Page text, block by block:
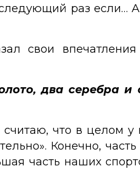
следующий раз если…
свои
два серебра и
что в целом
Конечно,
часть наших